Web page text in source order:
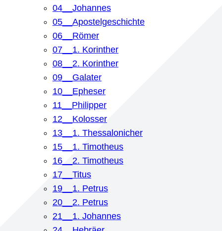
04__Johannes
05__Apostelgeschichte
06__Römer
07__1. Korinther
08__2. Korinther
09__Galater
10__Epheser
11__Philipper
12__Kolosser
13__1. Thessalonicher
15__1. Timotheus
16__2. Timotheus
17__Titus
19__1. Petrus
20__2. Petrus
21__1. Johannes